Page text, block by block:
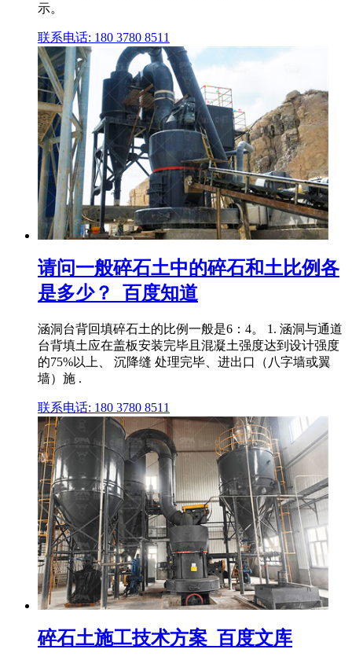
示。
联系电话: 180 3780 8511
请问一般碎石土中的碎石和土比例各
是多少？_百度知道
涵洞台背回填碎石土的比例一般是6：4。 1. 涵洞与通道
台背填土应在盖板安装完毕且混凝土强度达到设计强度
的75%以上、 沉降缝 处理完毕、进出口（八字墙或翼
墙）施 .
联系电话: 180 3780 8511
碎石土施工技术方案_百度文库